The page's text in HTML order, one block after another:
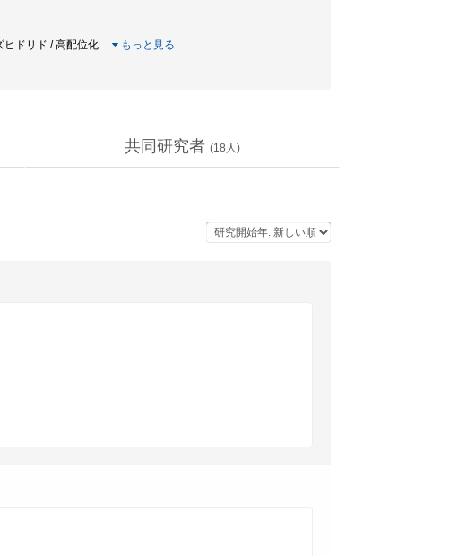
ヒドリド / 高配位化 … もっと見る
共同研究者 (18 人)